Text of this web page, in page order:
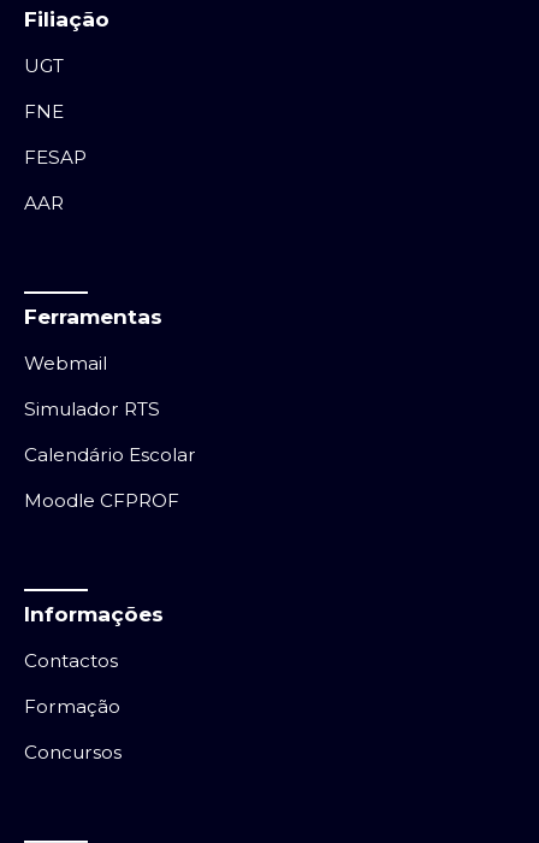
Filiação
UGT
FNE
FESAP
AAR
Ferramentas
Webmail
Simulador RTS
Calendário Escolar
Moodle CFPROF
Informações
Contactos
Formação
Concursos